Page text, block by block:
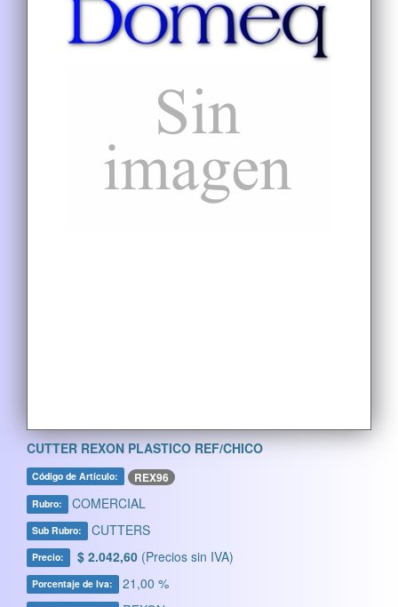
CUTTER REXON PLASTICO REF/CHICO
Código de Artículo: REX96
Rubro: COMERCIAL
Sub Rubro: CUTTERS
Precio: $ 2.042,60 (Precios sin IVA)
Porcentaje de Iva: 21,00 %